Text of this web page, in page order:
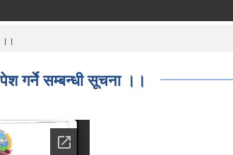
।।
गर्ने सम्बन्धी सूचना ।।